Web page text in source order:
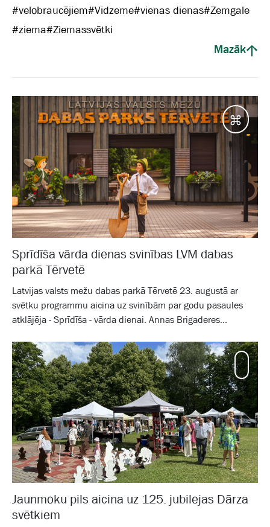
#velobraucējiem#Vidzeme#vienas dienas#Zemgale
#ziema#Ziemassvētki
Mazāk
Sprīdīša vārda dienas svinības LVM dabas
parkā Tērvetē
Latvijas valsts mežu dabas parkā Tērvetē 23. augustā ar
svētku programmu aicina uz svinībām par godu pasaules
atklājēja - Sprīdīša - vārda dienai. Annas Brigaderes...
Jaunmoku pils aicina uz 125. jubilejas Dārza
svētkiem